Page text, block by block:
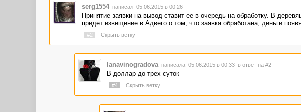
serg1554 написал 05.06.2015 в 00:26
Принятие заявки на вывод ставит ее в очередь на обработку. В
придет извещение в Адвего о том, что заявка обработана, деньги
#2 Скрыть ветку
lanavinogradova написала 05.06.2015 в 00:33 в ответ на #2
В доллар до трех суток
#4 Скрыть ветку